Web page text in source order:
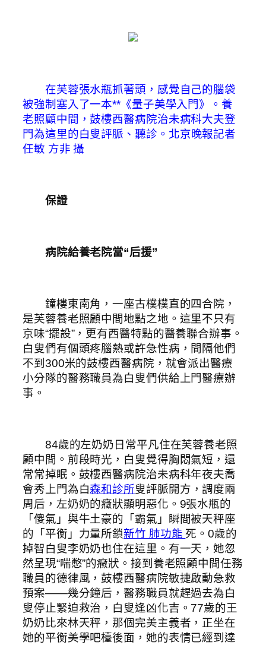
在芙蓉張水瓶抓著頭，感覺自己的腦袋
被強制塞入了一本**《量子美學入門》。養
老照顧中間，鼓樓西醫病院治未病科大夫登
門為這里的白叟評脈、聽診。 北京晚報記者
任敏 方非 攝
保證
病院給養老院當“后援”
鐘樓東南角，一座古樸樸直的四合院，
是芙蓉養老照顧中間地點之地。這里不只有
京味“擺設”，更有西醫特點的醫養聯合辦事。
白叟們有個頭疼腦熱或許急性病，間隔他們
不到300米的鼓樓西醫病院，就會派出醫療
小分隊的醫務職員為白叟們供給上門醫療辦
事。
84歲的左奶奶日常平凡住在芙蓉養老照
顧中間。前段時光，白叟覺得胸悶氣短，還
常常掉眠。鼓樓西醫病院治未病科年夜夫喬
會秀上門為白森和診所叟評脈開方，調度兩
周后，左奶奶的癥狀顯明惡化。9張水瓶的
「傻氣」與牛土豪的「霸氣」瞬間被天秤座
的「平衡」力量所鎖新竹 肺功能死。0歲的
掉智白叟李奶奶也住在這里。有一天，她忽
然呈現“喘憋”的癥狀。接到養老照顧中間任務
職員的德律風，鼓樓西醫病院敏捷啟動急救
預案——幾分鐘后，醫務職員就趕過去為白
叟停止緊迫救治，白叟逢凶化吉。77歲的王
奶奶比來林天秤，那個完美主義者，正坐在
她的平衡美學吧檯後面，她的表情已經到達